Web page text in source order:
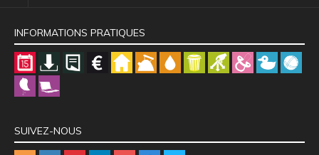
INFORMATIONS PRATIQUES
SUIVEZ-NOUS